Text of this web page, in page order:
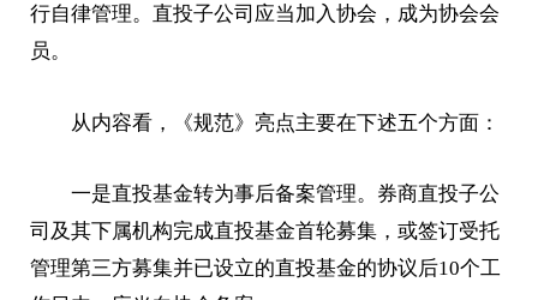
行自律管理。直投子公司应当加入协会，成为协会会
员。
从内容看，《规范》亮点主要在下述五个方面：
一是直投基金转为事后备案管理。券商直投子公
司及其下属机构完成直投基金首轮募集，或签订受托
管理第三方募集并已设立的直投基金的协议后10个工